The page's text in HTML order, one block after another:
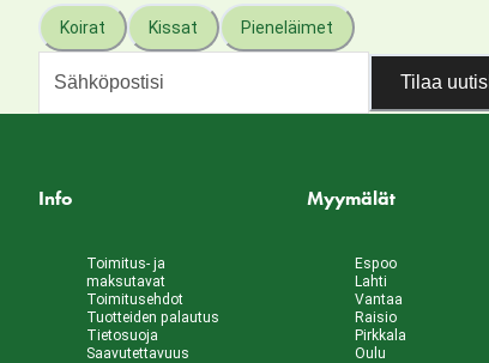
Koirat Kissat Pieneläimet
Tilaa
Info
Toimitus- ja
maksutavat
Toimitusehdot
Tuotteiden palautus
Tietosuoja
Saavutettavuus
Myymälät
Espoo
Lahti
Vantaa
Raisio
Pirkkala
Oulu